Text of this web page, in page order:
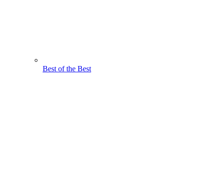
Best of the Best